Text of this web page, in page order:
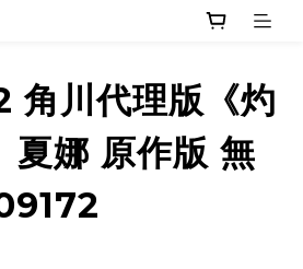
角川代理版《灼
夏娜 原作版 無